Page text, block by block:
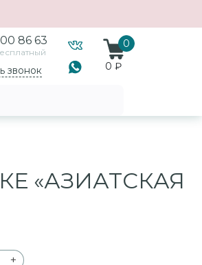
86 63
звонок
0
0 ₽
«АЗИАТСКАЯ
+